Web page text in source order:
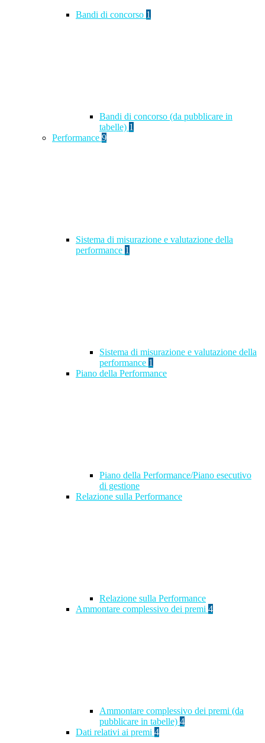
Bandi di concorso 1
Bandi di concorso (da pubblicare in
tabelle) 1
Performance 9
Sistema di misurazione e valutazione della
performance 1
Sistema di misurazione e valutazione della
performance 1
Piano della Performance
Piano della Performance/Piano esecutivo
di gestione
Relazione sulla Performance
Relazione sulla Performance
Ammontare complessivo dei premi 4
Ammontare complessivo dei premi (da
pubblicare in tabelle) 4
Dati relativi ai premi 4